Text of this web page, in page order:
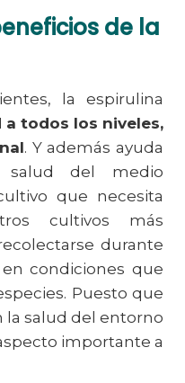
de la
la espirulina
a todos los niveles,
. Y además ayuda
del medio
que necesita
cultivos más
durante
condiciones que
Puesto que
la salud del entorno
importante a